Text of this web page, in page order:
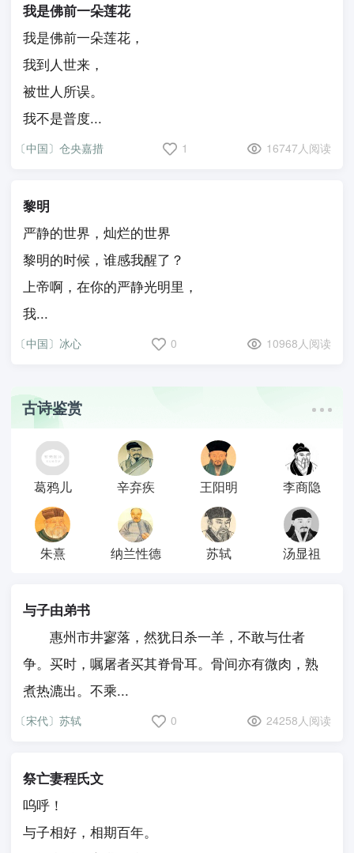
我是佛前一朵莲花
我是佛前一朵莲花，
我到人世来，
被世人所误。
我不是普度...
〔中国〕仓央嘉措 1 16747人阅读
黎明
严静的世界，灿烂的世界
黎明的时候，谁感我醒了？
上帝啊，在你的严静光明里，
我...
〔中国〕冰心 0 10968人阅读
古诗鉴赏
葛鸦儿 辛弃疾 王阳明 李商隐
朱熹 纳兰性德 苏轼 汤显祖
与子由弟书
惠州市井寥落，然犹日杀一羊，不敢与仕者
争。买时，嘱屠者买其脊骨耳。骨间亦有微肉，熟
煮热漉出。不乘...
〔宋代〕苏轼 0 24258人阅读
祭亡妻程氏文
呜呼！
与子相好，相期百年。